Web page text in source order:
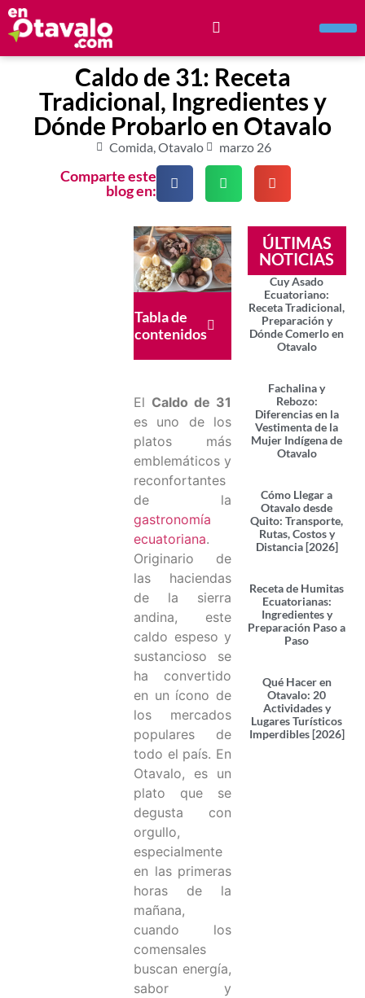
Caldo de 31: Receta
Tradicional, Ingredientes y
Dónde Probarlo en Otavalo
Comida,Otavalo marzo 26
Comparte este
blog en:
Tabla de
contenidos
El Caldo de 31
es uno de los
platos más
emblemáticos y
reconfortantes
de la
gastronomía
ecuatoriana.
Originario de
las haciendas
de la sierra
andina, este
caldo espeso y
sustancioso se
ha convertido
en un ícono de
los mercados
populares de
todo el país. En
Otavalo, es un
plato que se
degusta con
orgullo,
especialmente
en las primeras
horas de la
mañana,
cuando los
comensales
buscan energía,
sabor y
ÚLTIMAS
NOTICIAS
Cuy Asado
Ecuatoriano:
Receta Tradicional,
Preparación y
Dónde Comerlo en
Otavalo
Fachalina y
Rebozo:
Diferencias en la
Vestimenta de la
Mujer Indígena de
Otavalo
Cómo Llegar a
Otavalo desde
Quito: Transporte,
Rutas, Costos y
Distancia [2026]
Receta de Humitas
Ecuatorianas:
Ingredientes y
Preparación Paso a
Paso
Qué Hacer en
Otavalo: 20
Actividades y
Lugares Turísticos
Imperdibles [2026]